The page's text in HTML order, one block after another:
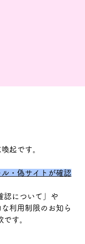
起です。
・偽サイトが確認
利用制限のお知ら
す。